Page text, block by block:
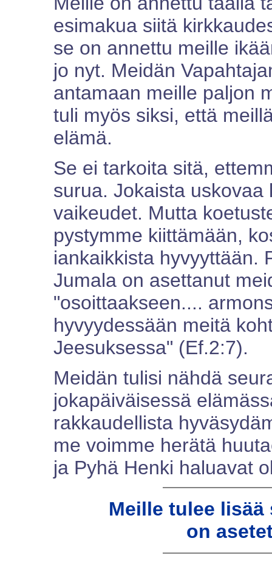
esimakua siitä
se on annettu meille
jo nyt. Meidän
antamaan meille paljon
tuli myös siksi, että
elämä.
Se ei tarkoita sitä,
surua. Jokaista
vaikeudet. Mutta
pystymme kiittämään,
iankaikkista hyvyyttään.
Jumala on asettanut
"osoittaakseen....
hyvyydessään meitä
Jeesuksessa" (Ef.2:7).
Meidän tulisi nähdä
jokapäiväisessä
rakkaudellista
me voimme herätä
ja Pyhä Henki haluavat
Meille tulee
on